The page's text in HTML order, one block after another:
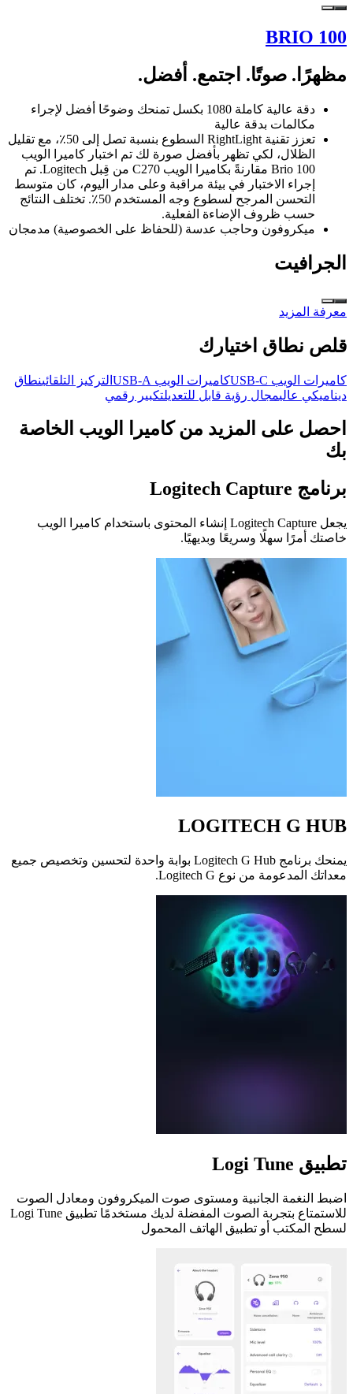
BRIO 100
مظهرًا. صوتًا. اجتمع. أفضل.
دقة عالية كاملة 1080 بكسل تمنحك وضوحًا أفضل لإجراء
مكالمات بدقة عالية
تعزز تقنية RightLight السطوع بنسبة تصل إلى 50٪، مع تقليل
الظلال، لكي تظهر بأفضل صورة لك تم اختبار كاميرا الويب
Brio 100 مقارنةً بكاميرا الويب C270 من قِبل Logitech. تم
إجراء الاختبار في بيئة مراقبة وعلى مدار اليوم، كان متوسط
التحسن المرجح لسطوع وجه المستخدم 50٪. تختلف النتائج
حسب ظروف الإضاءة الفعلية.
ميكروفون وحاجب عدسة (للحفاظ على الخصوصية) مدمجان
الجرافيت
معرفة المزيد
قلص نطاق اختيارك
كاميرات الويب USB-C كاميرات الويب USB-A التركيز التلقائينطاق
ديناميكي عاليمجال رؤية قابل للتعديلتكبير رقمي
احصل على المزيد من كاميرا الويب الخاصة
بك
برنامج Logitech Capture
يجعل Logitech Capture إنشاء المحتوى باستخدام كاميرا الويب
خاصتك أمرًا سهلًا وسريعًا وبديهيًا.
LOGITECH G HUB
يمنحك برنامج Logitech G Hub بوابة واحدة لتحسين وتخصيص جميع
معداتك المدعومة من نوع Logitech G.
تطبيق Logi Tune
اضبط النغمة الجانبية ومستوى صوت الميكروفون ومعادل الصوت
للاستمتاع بتجربة الصوت المفضلة لديك مستخدمًا تطبيق Logi Tune
لسطح المكتب أو تطبيق الهاتف المحمول